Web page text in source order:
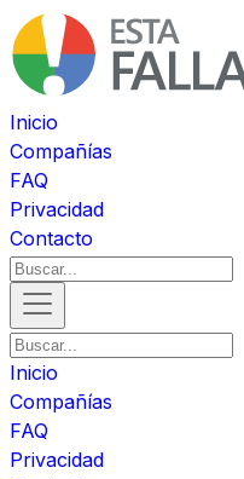
Inicio
Compañías
FAQ
Privacidad
Contacto
Inicio
Compañías
FAQ
Privacidad